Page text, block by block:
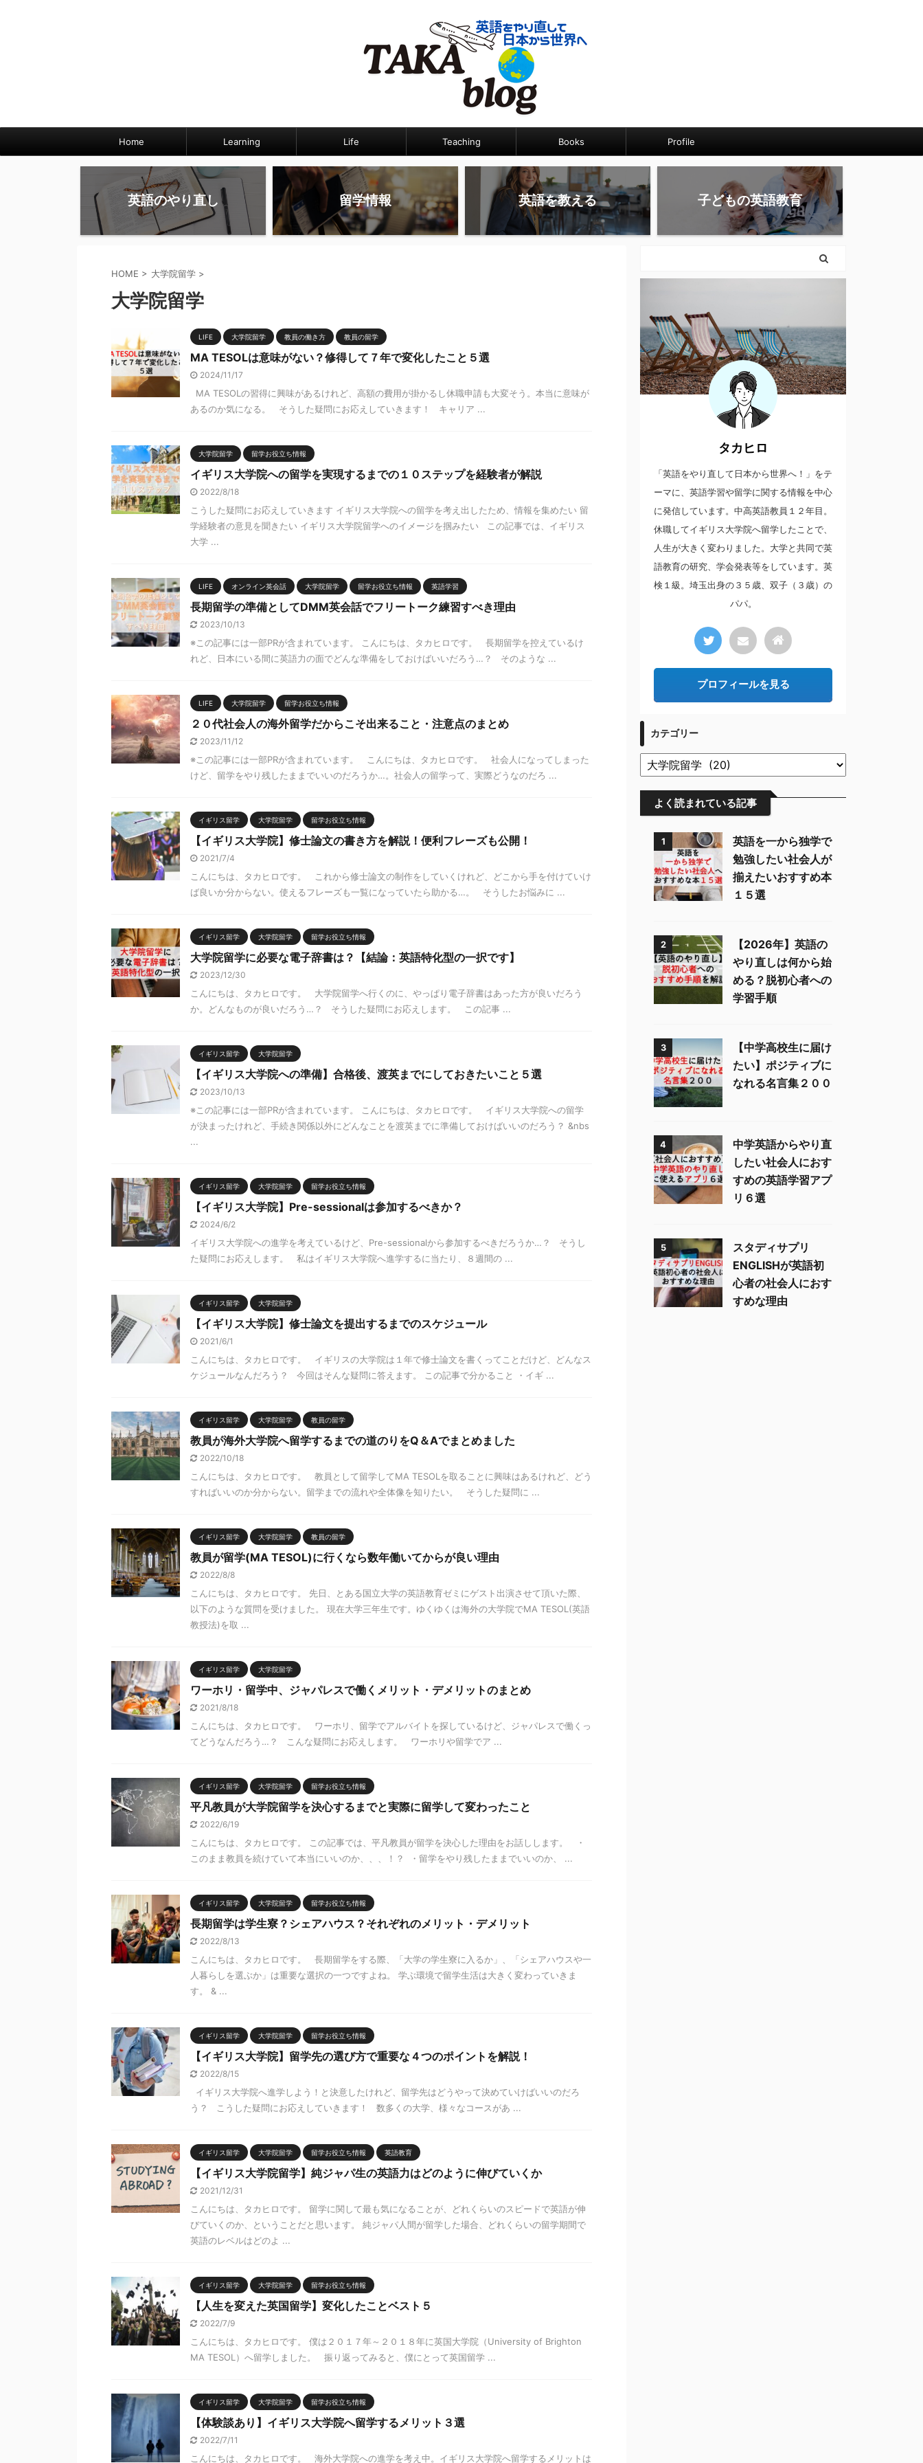
Home Learning Life Teaching Books Profile
英語のやり直し 留学情報 英語を教える 子どもの英語教育
HOME > 大学院留学 >
大学院留学
LIFE 大学院留学 教員の働き方 教員の留学
MA TESOLは意味がない？修得して７年で変化したこと５選
2024/11/17
MA TESOLの習得に興味があるけれど、高額の費用が掛かるし休職申請も大変そう。本当に意味が
あるのか気になる。 そうした疑問にお応えしていきます！ キャリア ...
大学院留学 留学お役立ち情報
イギリス大学院への留学を実現するまでの１０ステップを経験者が解説
2022/8/18
こうした疑問にお応えしていきます イギリス大学院への留学を考え出したため、情報を集めたい 留
学経験者の意見を聞きたい イギリス大学院留学へのイメージを掴みたい この記事では、イギリス
大学 ...
LIFE オンライン英会話 大学院留学 留学お役立ち情報 英語学習
長期留学の準備としてDMM英会話でフリートーク練習すべき理由
2023/10/13
※この記事には一部PRが含まれています。 こんにちは、タカヒロです。 長期留学を控えているけ
れど、日本にいる間に英語力の面でどんな準備をしておけばいいだろう…？ そのような ...
LIFE 大学院留学 留学お役立ち情報
２０代社会人の海外留学だからこそ出来ること・注意点のまとめ
2023/11/12
※この記事には一部PRが含まれています。 こんにちは、タカヒロです。 社会人になってしまった
けど、留学をやり残したままでいいのだろうか…。社会人の留学って、実際どうなのだろ ...
イギリス留学 大学院留学 留学お役立ち情報
【イギリス大学院】修士論文の書き方を解説！便利フレーズも公開！
2021/7/4
こんにちは、タカヒロです。 これから修士論文の制作をしていくけれど、どこから手を付けていけ
ば良いか分からない。使えるフレーズも一覧になっていたら助かる…。 そうしたお悩みに ...
イギリス留学 大学院留学 留学お役立ち情報
大学院留学に必要な電子辞書は？【結論：英語特化型の一択です】
2023/12/30
こんにちは、タカヒロです。 大学院留学へ行くのに、やっぱり電子辞書はあった方が良いだろう
か。どんなものが良いだろう…？ そうした疑問にお応えします。 この記事 ...
イギリス留学 大学院留学
【イギリス大学院への準備】合格後、渡英までにしておきたいこと５選
2023/10/13
※この記事には一部PRが含まれています。 こんにちは、タカヒロです。 イギリス大学院への留学
が決まったけれど、手続き関係以外にどんなことを渡英までに準備しておけばいいのだろう？ &nbs
...
イギリス留学 大学院留学 留学お役立ち情報
【イギリス大学院】Pre-sessionalは参加するべきか？
2024/6/2
イギリス大学院への進学を考えているけど、Pre-sessionalから参加するべきだろうか…？ そうし
た疑問にお応えします。 私はイギリス大学院へ進学するに当たり、８週間の ...
イギリス留学 大学院留学
【イギリス大学院】修士論文を提出するまでのスケジュール
2021/6/1
こんにちは、タカヒロです。 イギリスの大学院は１年で修士論文を書くってことだけど、どんなス
ケジュールなんだろう？ 今回はそんな疑問に答えます。 この記事で分かること ・イギ ...
イギリス留学 大学院留学 教員の留学
教員が海外大学院へ留学するまでの道のりをQ＆Aでまとめました
2022/10/18
こんにちは、タカヒロです。 教員として留学してMA TESOLを取ることに興味はあるけれど、どう
すればいいのか分からない。留学までの流れや全体像を知りたい。 そうした疑問に ...
イギリス留学 大学院留学 教員の留学
教員が留学(MA TESOL)に行くなら数年働いてからが良い理由
2022/8/8
こんにちは、タカヒロです。 先日、とある国立大学の英語教育ゼミにゲスト出演させて頂いた際、
以下のような質問を受けました。 現在大学三年生です。ゆくゆくは海外の大学院でMA TESOL(英語
教授法)を取 ...
イギリス留学 大学院留学
ワーホリ・留学中、ジャパレスで働くメリット・デメリットのまとめ
2021/8/18
こんにちは、タカヒロです。 ワーホリ、留学でアルバイトを探しているけど、ジャパレスで働くっ
てどうなんだろう…？ こんな疑問にお応えします。 ワーホリや留学でア ...
イギリス留学 大学院留学 留学お役立ち情報
平凡教員が大学院留学を決心するまでと実際に留学して変わったこと
2022/6/19
こんにちは、タカヒロです。 この記事では、平凡教員が留学を決心した理由をお話しします。 ・
このまま教員を続けていて本当にいいのか、、、！？ ・留学をやり残したままでいいのか、 ...
イギリス留学 大学院留学 留学お役立ち情報
長期留学は学生寮？シェアハウス？それぞれのメリット・デメリット
2022/8/13
こんにちは、タカヒロです。 長期留学をする際、「大学の学生寮に入るか」、「シェアハウスや一
人暮らしを選ぶか」は重要な選択の一つですよね。 学ぶ環境で留学生活は大きく変わっていきま
す。 & ...
イギリス留学 大学院留学 留学お役立ち情報
【イギリス大学院】留学先の選び方で重要な４つのポイントを解説！
2022/8/15
イギリス大学院へ進学しよう！と決意したけれど、留学先はどうやって決めていけばいいのだろ
う？ こうした疑問にお応えしていきます！ 数多くの大学、様々なコースがあ ...
イギリス留学 大学院留学 留学お役立ち情報 英語教育
【イギリス大学院留学】純ジャパ生の英語力はどのように伸びていくか
2021/12/31
こんにちは、タカヒロです。 留学に関して最も気になることが、どれくらいのスピードで英語が伸
びていくのか、ということだと思います。 純ジャパ人間が留学した場合、どれくらいの留学期間で
英語のレベルはどのよ ...
イギリス留学 大学院留学 留学お役立ち情報
【人生を変えた英国留学】変化したことベスト５
2022/7/9
こんにちは、タカヒロです。 僕は２０１７年～２０１８年に英国大学院（University of Brighton
MA TESOL）へ留学しました。 振り返ってみると、僕にとって英国留学 ...
イギリス留学 大学院留学 留学お役立ち情報
【体験談あり】イギリス大学院へ留学するメリット３選
2022/7/11
こんにちは、タカヒロです。 海外大学院への進学を考え中。イギリス大学院へ留学するメリットは
タカヒロ
「英語をやり直して日本から世界へ！」をテ
ーマに、英語学習や留学に関する情報を中心
に発信しています。中高英語教員１２年目。
休職してイギリス大学院へ留学したことで、
人生が大きく変わりました。大学と共同で英
語教育の研究、学会発表等をしています。英
検１級。埼玉出身の３５歳、双子（３歳）の
パパ。
プロフィールを見る
カテゴリー
よく読まれている記事
1
英語を一から独学で
勉強したい社会人が
揃えたいおすすめ本
１５選
2
【2026年】英語の
やり直しは何から始
める？脱初心者への
学習手順
3
【中学高校生に届け
たい】ポジティブに
なれる名言集２００
4
中学英語からやり直
したい社会人におす
すめの英語学習アプ
リ６選
5
スタディサプリ
ENGLISHが英語初
心者の社会人におす
すめな理由